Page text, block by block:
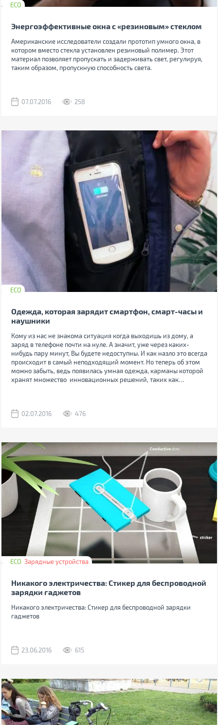
ECO
Энергоэффективные окна с «резиновым» стеклом
Американские исследователи создали прототип умного окна, в
котором вместо стекла установлен резиновый полимер. Этот
материал позволяет пропускать и задерживать свет, регулируя,
таким образом, пропускную способность света.
07.07.2016 258
ECO
Одежда, которая зарядит смартфон, смарт-часы и
наушники
Кому из нас не знакома ситуация когда выходишь из дому, а
заряд в телефоне почти на нуле. А значит, уже через каких-
нибудь пару минут, Вы будете недоступны. И как назло это всегда
происходит в самый неподходящий момент. Но теперь об этом
можно забыть, ведь появилась умная одежда, карманы которой
хранят множество инновационных решений, таких как
02.07.2016 476
ECO Зарядные устройства
Никакого электричества: Стикер для беспроводной
зарядки гаджетов
Никакого электричества: Стикер для беспроводной зарядки
гаджетов
23.06.2016 615